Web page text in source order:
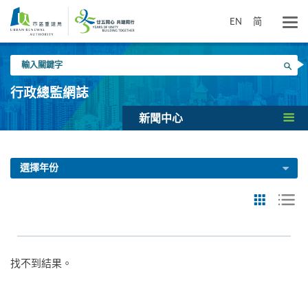
要
EN 简
入
關
鍵
搜尋
行政總監網誌
新聞中心
選擇年份
找不到結果。